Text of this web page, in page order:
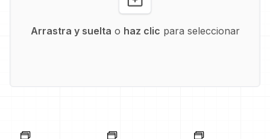
Arrastra y suelta o haz clic para seleccionar